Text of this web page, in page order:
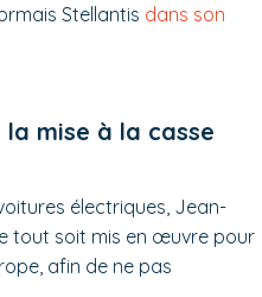
Stellantis dans son
mise à la casse
électriques, Jean-
tout soit mis en œuvre pour
afin de ne pas